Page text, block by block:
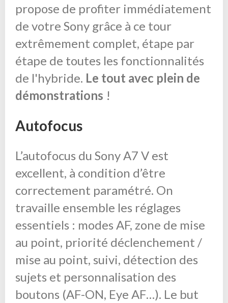
propose de profiter immédiatement
de votre Sony grâce à ce tour
extrêmement complet, étape par
étape de toutes les fonctionnalités
de l'hybride. Le tout avec plein de
démonstrations !
Autofocus
L’autofocus du Sony A7 V est
excellent, à condition d’être
correctement paramétré. On
travaille ensemble les réglages
essentiels : modes AF, zone de mise
au point, priorité déclenchement /
mise au point, suivi, détection des
sujets et personnalisation des
boutons (AF-ON, Eye AF…). Le but